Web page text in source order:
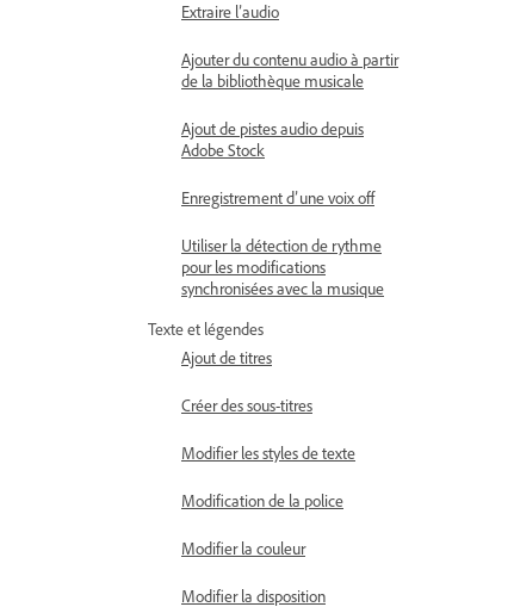
Extraire l’audio
Ajouter du contenu audio à partir
de la bibliothèque musicale
Ajout de pistes audio depuis
Adobe Stock
Enregistrement d’une voix off
Utiliser la détection de rythme
pour les modifications
synchronisées avec la musique
Texte et légendes
Ajout de titres
Créer des sous-titres
Modifier les styles de texte
Modification de la police
Modifier la couleur
Modifier la disposition